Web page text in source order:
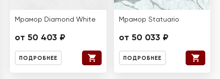
Мрамор Diamond White
от 50 403 ₽
ПОДРОБНЕЕ
Мрамор Statuario
от 50 033 ₽
ПОДРОБНЕЕ